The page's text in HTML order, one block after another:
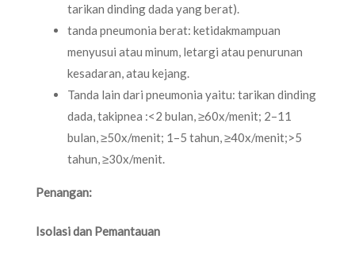
tarikan dinding dada yang berat).
tanda pneumonia berat: ketidakmampuan
menyusui atau minum, letargi atau penurunan
kesadaran, atau kejang.
Tanda lain dari pneumonia yaitu: tarikan dinding
dada, takipnea :<2 bulan, ≥60x/menit; 2–11
bulan, ≥50x/menit; 1–5 tahun, ≥40x/menit;>5
tahun, ≥30x/menit.
Penangan:
Isolasi dan Pemantauan